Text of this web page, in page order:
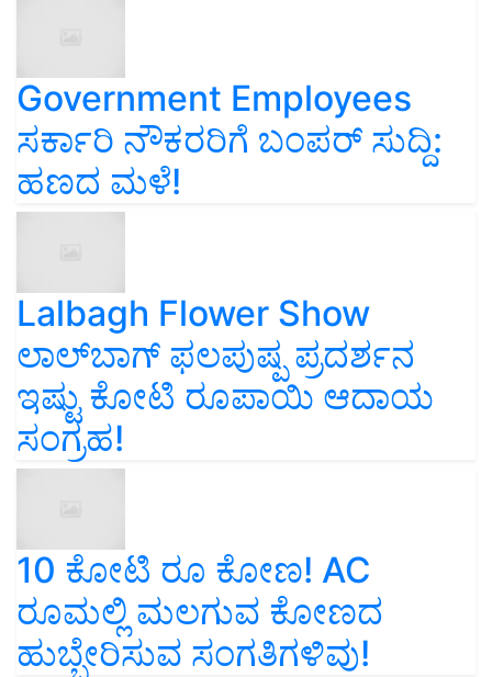
Government Employees
ಸರ್ಕಾರಿ ನೌಕರರಿಗೆ ಬಂಪರ್‌ ಸುದ್ದಿ:
ಹಣದ ಮಳೆ!
Lalbagh Flower Show
ಲಾಲ್‌ಬಾಗ್ ಫಲಪುಷ್ಪ ಪ್ರದರ್ಶನ
ಇಷ್ಟು ಕೋಟಿ ರೂಪಾಯಿ ಆದಾಯ
ಸಂಗ್ರಹ!
10 ಕೋಟಿ ರೂ ಕೋಣ! AC
ರೂಮಲ್ಲಿ ಮಲಗುವ ಕೋಣದ
ಹುಬ್ಬೇರಿಸುವ ಸಂಗತಿಗಳಿವು!